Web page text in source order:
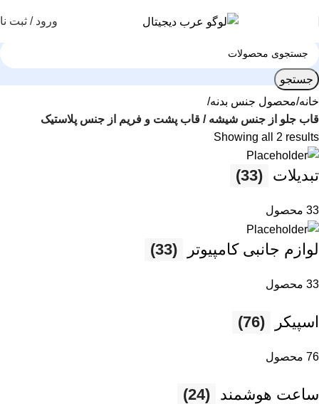
ورود / ثبت
جستجو
خانه محصول جنس بدنه
قاب جلو از جنس شیشه / قاب پشت و فریم از جنس پلاستیک
Showing all 2 results
تبدیلات (33)
33 محصول
لوازم جانبی کامپیوتر (33)
33 محصول
اسپیکر (76)
76 محصول
ساعت هوشمند (24)